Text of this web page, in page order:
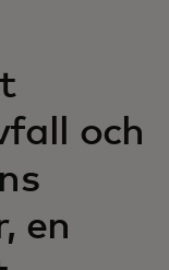
och
en